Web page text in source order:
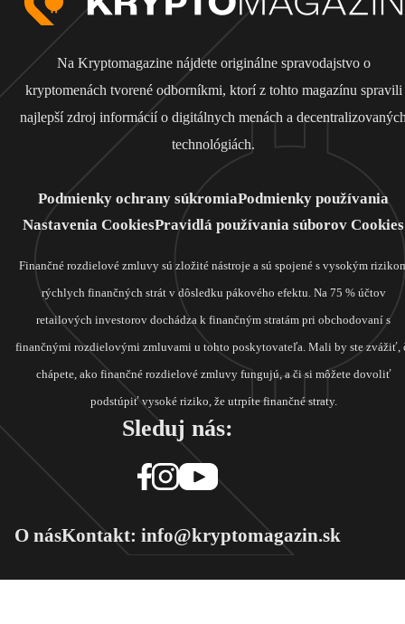
Na Kryptomagazine nájdete originálne spravodajstvo o
kryptomenách tvorené odborníkmi, ktorí z tohto magazínu spravili
najlepší zdroj informácií o digitálnych menách a
technológiách.
Podmienky ochrany súkromiaPodmienky používania
Nastavenia CookiesPravidlá používania súborov Cookies
Finančné rozdielové zmluvy sú zložité nástroje a sú spojené s vysokým
rýchlych finančných strát v dôsledku pákového efektu. Na 75 % účtov
retailových investorov dochádza k finančným stratám pri obchodovaní s
finančnými rozdielovými zmluvami u tohto poskytovateľa. Mali by ste zvážiť,
chápete, ako finančné rozdielové zmluvy fungujú, a či si môžete dovoliť
podstúpiť vysoké riziko, že utrpíte finančné straty.
Sleduj nás:
O násKontakt: info@kryptomagazin.sk